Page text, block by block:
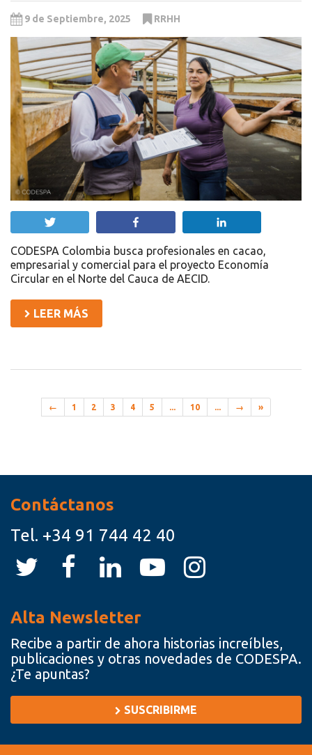
9 de Septiembre, 2025 RRHH
CODESPA Colombia busca profesionales en cacao,
empresarial y comercial para el proyecto Economía
Circular en el Norte del Cauca de AECID.
LEER MÁS
← 1 2 3 4 5 ... 10 ... → »
Contáctanos
Tel. +34 91 744 42 40
Alta Newsletter
Recibe a partir de ahora historias increíbles,
publicaciones y otras novedades de CODESPA.
¿Te apuntas?
SUSCRIBIRME